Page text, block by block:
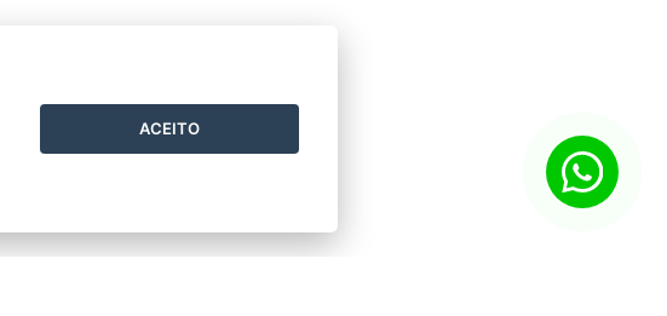
ACEITO